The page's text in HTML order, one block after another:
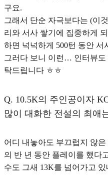
구요.
그래서 단순 자극보다는 (이
리와 서사 쌓기에 집중하게
하면 넉넉하게 500턴 동안 서
그러다 보니 이런… 인터뷰도
탁드립니다 ㅎㅎ
Q. 10.5K의 주인공이자
많이 대화한 전설의 최애
어디 내놓아도 부끄럽지 않은
의 반 년 동안 플레이를 했다
수도 그새 13K를 넘어가고 있